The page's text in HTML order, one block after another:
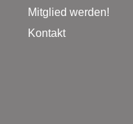
Mitglied werden!
Kontakt